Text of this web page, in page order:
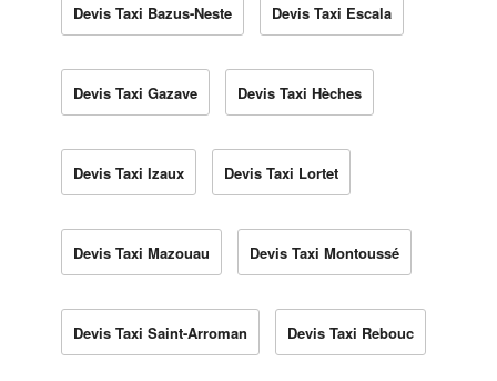
Devis Taxi Bazus-Neste Devis Taxi Escala
Devis Taxi Gazave Devis Taxi Hèches
Devis Taxi Izaux Devis Taxi Lortet
Devis Taxi Mazouau Devis Taxi Montoussé
Devis Taxi Saint-Arroman Devis Taxi Rebouc